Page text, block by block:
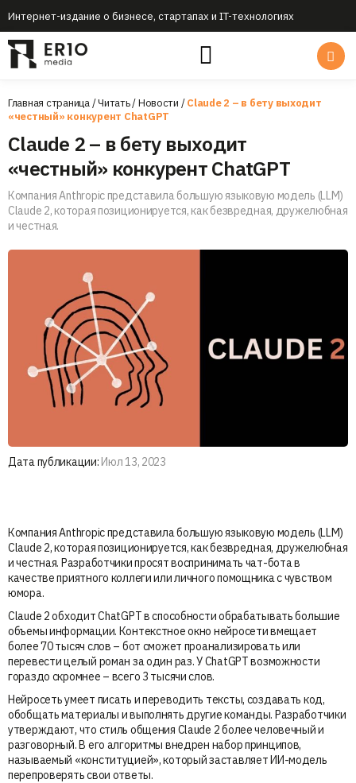
Интернет-издание о бизнесе, стартапах и IT-технологиях
Главная страница/Читать/Новости /Claude 2 – в бету выходит
«честный» конкурент ChatGPT
Claude 2 – в бету выходит
«честный» конкурент ChatGPT
Компания Anthropic представила большую языковую модель (LLM)
Claude 2, которая позиционируется, как безвредная, дружелюбная
и честная.
Дата публикации: Июл 13, 2023
Компания Anthropic представила большую языковую модель (LLM)
Claude 2, которая позиционируется, как безвредная, дружелюбная
и честная. Разработчики просят воспринимать чат-бота в
качестве приятного коллеги или личного помощника с чувством
юмора.
Claude 2 обходит ChatGPT в способности обрабатывать большие
объемы информации. Контекстное окно нейросети вмещает
более 70 тысяч слов – бот сможет проанализировать или
перевести целый роман за один раз. У ChatGPT возможности
гораздо скромнее – всего 3 тысячи слов.
Нейросеть умеет писать и переводить тексты, создавать код,
обобщать материалы и выполнять другие команды. Разработчики
утверждают, что стиль общения Claude 2 более человечный и
разговорный. В его алгоритмы внедрен набор принципов,
называемый «конституцией», который заставляет ИИ-модель
перепроверять свои ответы.